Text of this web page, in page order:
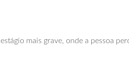
mais grave, onde a pessoa